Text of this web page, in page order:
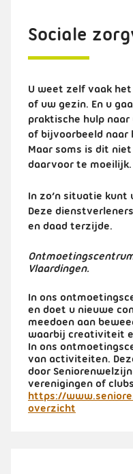
Sociale
U weet zelf vaak
of uw gezin. En u
praktische hulp
of bijvoorbeeld naar
Maar soms is dit
daarvoor te moeilijk.
In zo’n situatie kunt
Deze
en daad terzijde.
Vlaardingen.
In ons
en doet u nieuwe
meedoen aan
waarbij creativiteit
In ons
van activiteiten.
door
verenigingen of
https://
overzicht